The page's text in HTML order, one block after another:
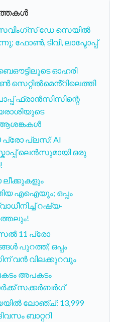
ഡേ സെയിൽ
ഫോൺ, ടിവി, ലാപ്ടോപ്പ്
ഓഹരി
സെറ്റിൽമെൻ്റിലെത്തി
ഫ്രാൻസിസിന്റെ
ആശങ്കകൾ
പ്രോ പ്ലസ്: AI
ലെൻസുമായി ഒരു
എഐയും; ഒപ്പം
റഷ്യ-
11 പ്രോ
പുറത്ത്; ഒപ്പം
വൻ വിലക്കുറവും
അപകടം
സക്കർബർഗ്
ലോഞ്ച്: 13,999
ബാറ്ററി